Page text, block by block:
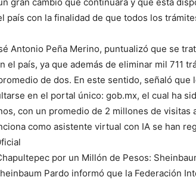
gran cambio que continuará y que está
país con la finalidad de que todos los
Antonio Peña Merino, puntualizó que se
el país, ya que además de eliminar mil 711
de dos. En este sentido, señaló que
en el portal único: gob.mx, el cual ha
con un promedio de 2 millones de visitas
como asistente virtual con IA se han
por un Millón de Pesos:
Pardo informó que la Federación